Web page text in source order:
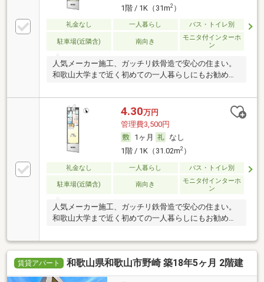
1階 / 1K（31m2）
礼金なし 一人暮らし バス・トイレ別
駐車場(近隣含) 南向き
モニタ付インターホ
ン
人気メーカー施工、ガッチリ鉄骨造で安心の住まい。
和歌山大学まで近く初めての一人暮らしにもお勧めで
4.30万円
管理費3,500円
1ヶ月
なし
1階 / 1K（31.02m2）
礼金なし 一人暮らし バス・トイレ別
駐車場(近隣含) 南向き
モニタ付インターホ
ン
人気メーカー施工、ガッチリ鉄骨造で安心の住まい。
和歌山大学まで近く初めての一人暮らしにもお勧めで
賃貸アパート 和歌山県和歌山市野崎 築18年5ヶ月 2階建